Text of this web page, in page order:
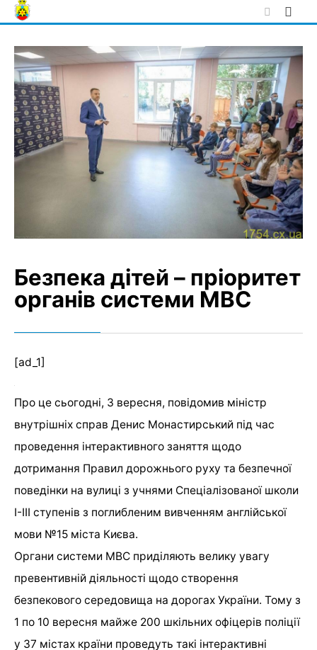
Skip
to
Безпека дітей – пріоритет
органів системи МВС
[ad_1]
Про це сьогодні, 3 вересня, повідомив міністр
внутрішніх справ Денис Монастирський під час
проведення інтерактивного заняття щодо
дотримання Правил дорожнього руху та безпечної
поведінки на вулиці з учнями Спеціалізованої школи
І-ІІІ ступенів з поглибленим вивченням англійської
мови №15 міста Києва.
Органи системи МВС приділяють велику увагу
превентивній діяльності щодо створення
безпекового середовища на дорогах України. Тому з
1 по 10 вересня майже 200 шкільних офіцерів поліції
у 37 містах країни проведуть такі інтерактивні